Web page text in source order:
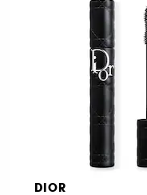
DIOR